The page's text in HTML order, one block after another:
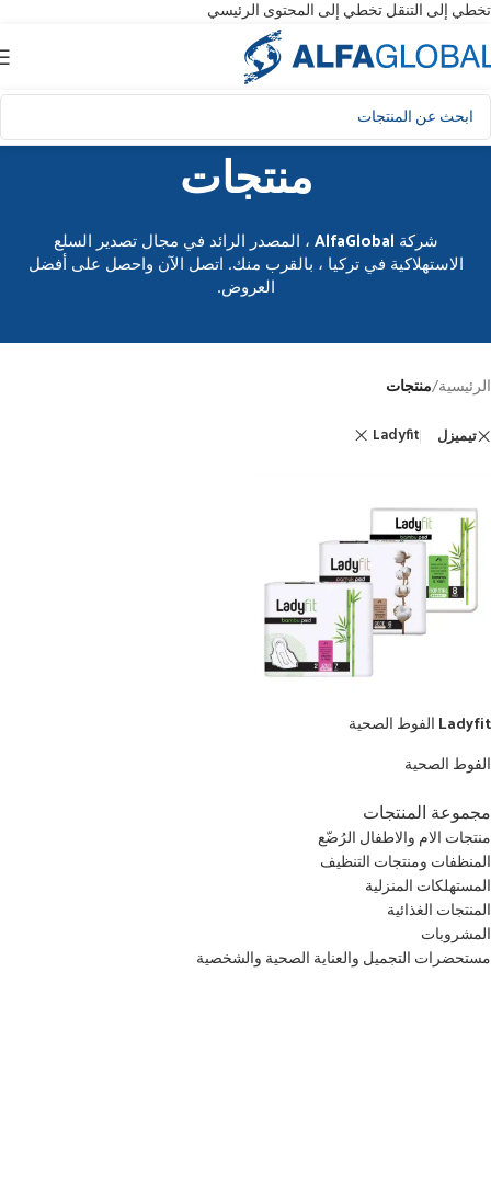
تخطي إلى التنقلتخطي إلى المحتوى الرئيسي
منتجات
شركة AlfaGlobal ، المصدر الرائد في مجال تصدير السلع
الاستهلاكية في تركيا ، بالقرب منك. اتصل الآن واحصل على أفضل
العروض.
مجموعة المنتجات
منتجات الام والاطفال الرُضّع
المنظفات ومنتجات التنظيف
المستهلكات المنزلية
المنتجات الغذائية
المشروبات
مستحضرات التجميل والعناية الصحية والشخصية
الرئيسية/منتجات
تيميزل Ladyfit
Ladyfit الفوط الصحية
الفوط الصحية